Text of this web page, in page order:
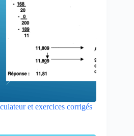
et exercices corrigés